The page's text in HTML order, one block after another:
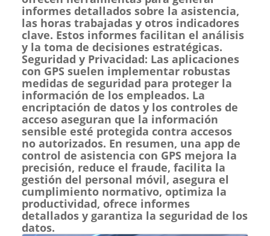
informes detallados sobre la asistencia,
las horas trabajadas y otros indicadores
clave. Estos informes facilitan el análisis
y la toma de decisiones estratégicas.
Seguridad y Privacidad: Las aplicaciones
con GPS suelen implementar robustas
medidas de seguridad para proteger la
información de los empleados. La
encriptación de datos y los controles de
acceso aseguran que la información
sensible esté protegida contra accesos
no autorizados. En resumen, una app de
control de asistencia con GPS mejora la
precisión, reduce el fraude, facilita la
gestión del personal móvil, asegura el
cumplimiento normativo, optimiza la
productividad, ofrece informes
detallados y garantiza la seguridad de los
datos.